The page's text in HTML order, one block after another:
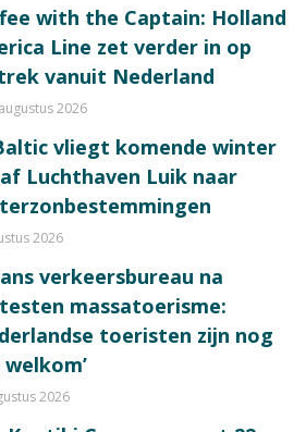
with the Captain: Holland
Line zet verder in op
vanuit Nederland
2026
vliegt komende winter
Luchthaven Luik naar
2026
verkeersbureau na
massatoerisme:
toeristen zijn nog
2026